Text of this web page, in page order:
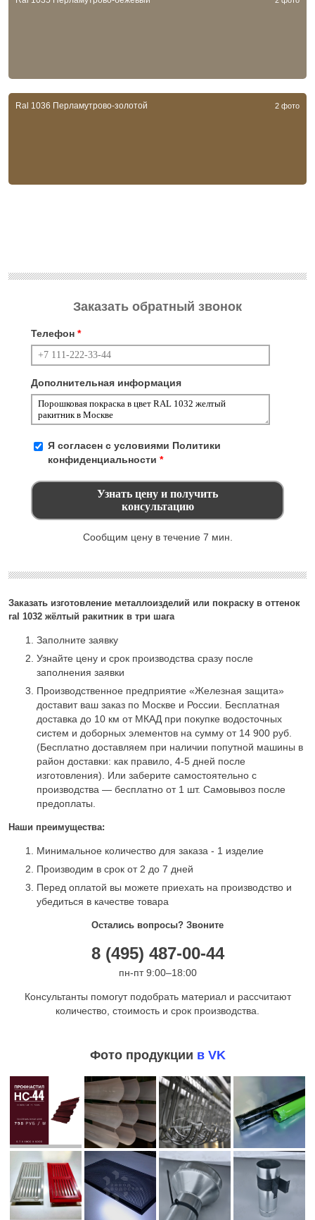
Ral 1036 Перламутрово-золотой 2 фото
Заказать изготовление металлоизделий или покраску в оттенок
ral 1032 жёлтый ракитник в три шага
Заполните заявку
Узнайте цену и срок производства сразу после
заполнения заявки
Производственное предприятие «Железная защита»
доставит ваш заказ по Москве и России. Бесплатная
доставка до 10 км от МКАД при покупке водосточных
систем и доборных элементов на сумму от 14 900 руб.
(Бесплатно доставляем при наличии попутной машины в
район доставки: как правило, 4-5 дней после
изготовления). Или заберите самостоятельно с
производства — бесплатно от 1 шт. Самовывоз после
предоплаты.
Наши преимущества:
Минимальное количество для заказа - 1 изделие
Производим в срок от 2 до 7 дней
Перед оплатой вы можете приехать на производство и
убедиться в качестве товара
Заказать обратный звонок
Телефон *
Дополнительная информация
Я согласен с условиями Политики
конфиденциальности *
Сообщим цену в течение 7 мин.
Остались вопросы? Звоните
8 (495) 487-00-44
пн-пт 9:00–18:00
Консультанты помогут подобрать материал и рассчитают
количество, стоимость и срок производства.
Фото продукции в VK